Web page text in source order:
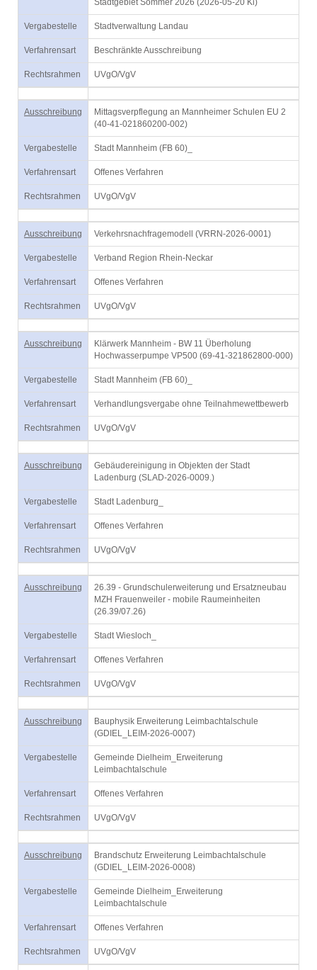
Stadtgebiet Sommer 2026 (2026-05-20 Ki)
Vergabestelle Stadtverwaltung Landau
Verfahrensart Beschränkte Ausschreibung
Rechtsrahmen UVgO/VgV
Ausschreibung
Mittagsverpflegung an Mannheimer Schulen EU 2
(40-41-021860200-002)
Vergabestelle Stadt Mannheim (FB 60)_
Verfahrensart Offenes Verfahren
Rechtsrahmen UVgO/VgV
Ausschreibung Verkehrsnachfragemodell (VRRN-2026-0001)
Vergabestelle Verband Region Rhein-Neckar
Verfahrensart Offenes Verfahren
Rechtsrahmen UVgO/VgV
Ausschreibung
Klärwerk Mannheim - BW 11 Überholung
Hochwasserpumpe VP500 (69-41-321862800-000)
Vergabestelle Stadt Mannheim (FB 60)_
Verfahrensart Verhandlungsvergabe ohne Teilnahmewettbewerb
Rechtsrahmen UVgO/VgV
Ausschreibung
Gebäudereinigung in Objekten der Stadt
Ladenburg (SLAD-2026-0009.)
Vergabestelle Stadt Ladenburg_
Verfahrensart Offenes Verfahren
Rechtsrahmen UVgO/VgV
Ausschreibung
26.39 - Grundschulerweiterung und Ersatzneubau
MZH Frauenweiler - mobile Raumeinheiten
(26.39/07.26)
Vergabestelle Stadt Wiesloch_
Verfahrensart Offenes Verfahren
Rechtsrahmen UVgO/VgV
Ausschreibung
Bauphysik Erweiterung Leimbachtalschule
(GDIEL_LEIM-2026-0007)
Vergabestelle
Gemeinde Dielheim_Erweiterung
Leimbachtalschule
Verfahrensart Offenes Verfahren
Rechtsrahmen UVgO/VgV
Ausschreibung
Brandschutz Erweiterung Leimbachtalschule
(GDIEL_LEIM-2026-0008)
Vergabestelle
Gemeinde Dielheim_Erweiterung
Leimbachtalschule
Verfahrensart Offenes Verfahren
Rechtsrahmen UVgO/VgV